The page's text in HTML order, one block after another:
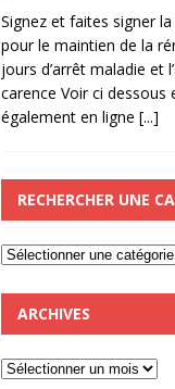
Signez et faites signer
pour le maintien de la
jours d’arrêt maladie et
carence Voir ci
également en ligne [...]
RECHERCHER UNE
ARCHIVES